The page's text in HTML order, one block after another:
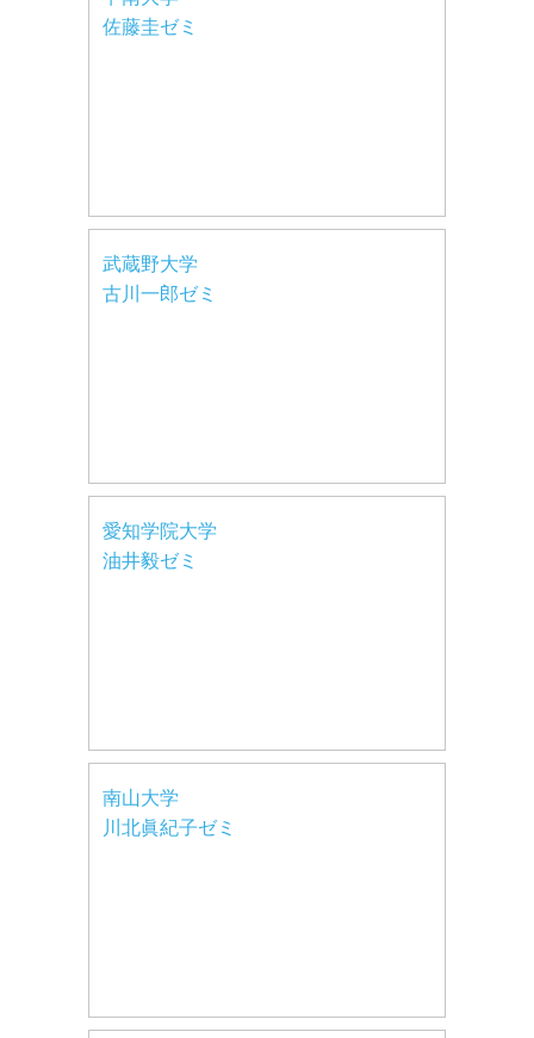
佐藤圭ゼミ
武蔵野大学
古川一郎ゼミ
愛知学院大学
油井毅ゼミ
南山大学
川北眞紀子ゼミ